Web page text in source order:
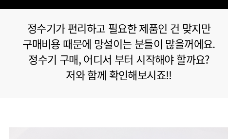
정수기가 편리하고 필요한 제품인 건 맞지만
구매비용 때문에 망설이는 분들이 많을꺼에요.
정수기 구매, 어디서 부터 시작해야 할까요?
저와 함께 확인해보시죠!!